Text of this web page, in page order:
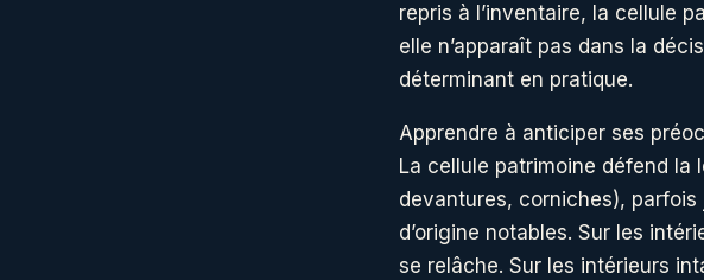
repris à l’inventaire, la cellule
elle n’apparaît pas dans la
déterminant en pratique.
Apprendre à anticiper ses
La cellule patrimoine défend
devantures, corniches), parfois
d’origine notables. Sur les
se relâche. Sur les intérieurs